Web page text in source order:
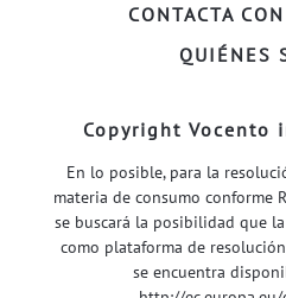
CONTACTA
QUIÉNES
Copyright Vocento
En lo posible, para la
materia de consumo conforme
se buscará la posibilidad que
como plataforma de
se encuentra